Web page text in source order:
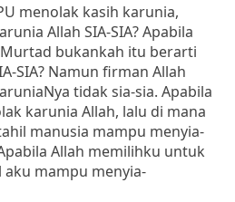
menolak kasih karunia,
Allah SIA-SIA? Apabila
bukankah itu berarti
SIA? Namun firman Allah
tidak sia-sia. Apabila
karunia Allah, lalu di mana
manusia mampu menyia-
Allah memilihku untuk
mampu menyia-